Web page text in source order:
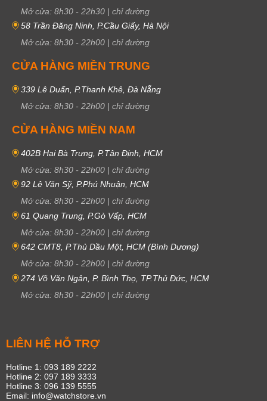
Mở cửa: 8h30 - 22h30 | chỉ đường
58 Trần Đăng Ninh, P.Cầu Giấy, Hà Nội
Mở cửa: 8h30 - 22h00 | chỉ đường
CỬA HÀNG MIỀN TRUNG
339 Lê Duẩn, P.Thanh Khê, Đà Nẵng
Mở cửa: 8h30 - 22h00 | chỉ đường
CỬA HÀNG MIỀN NAM
402B Hai Bà Trưng, P.Tân Định, HCM
Mở cửa: 8h30 - 22h00 | chỉ đường
92 Lê Văn Sỹ, P.Phú Nhuận, HCM
Mở cửa: 8h30 - 22h00 | chỉ đường
61 Quang Trung, P.Gò Vấp, HCM
Mở cửa: 8h30 - 22h00 | chỉ đường
642 CMT8, P.Thủ Dầu Một, HCM (Bình Dương)
Mở cửa: 8h30 - 22h00 | chỉ đường
274 Võ Văn Ngân, P. Bình Thọ, TP.Thủ Đức, HCM
Mở cửa: 8h30 - 22h00 | chỉ đường
LIÊN HỆ HỖ TRỢ
Hotline 1: 093 189 2222
Hotline 2: 097 189 3333
Hotline 3: 096 139 5555
Email: info@watchstore.vn